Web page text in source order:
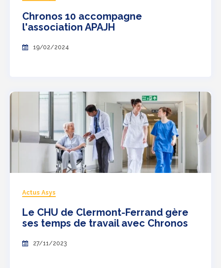
Chronos 10 accompagne
l'association APAJH
19/02/2024
Actus Asys
Le CHU de Clermont-Ferrand gère
ses temps de travail avec Chronos
27/11/2023